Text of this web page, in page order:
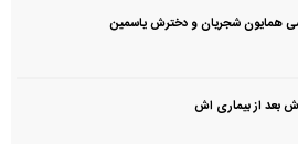
شجریان و دخترش یاسمین
بعد از بیماری اش